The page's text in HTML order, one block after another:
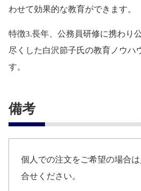
わせて効果的な教育ができます。
特徴3.長年、公務員研修に携わり
尽くした白沢節子氏の教育ノウハ
す。
備考
個人での注文をご希望の場合は
合せください。